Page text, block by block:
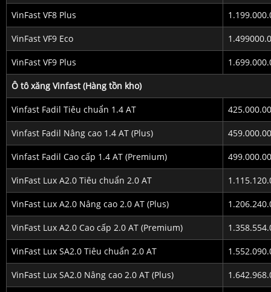
VinFast VF8 Plus
VinFast VF9 Eco
VinFast VF9 Plus
Ô tô xăng Vinfast (Hàng tồn kho)
Vinfast Fadil Tiêu chuẩn 1.4 AT
Vinfast Fadil Nâng cao 1.4 AT (Plus)
Vinfast Fadil Cao cấp 1.4 AT (Premium)
VinFast Lux A2.0 Tiêu chuẩn 2.0 AT
VinFast Lux A2.0 Nâng cao 2.0 AT (Plus)
VinFast Lux A2.0 Cao cấp 2.0 AT (Premium)
VinFast Lux SA2.0 Tiêu chuẩn 2.0 AT
VinFast Lux SA2.0 Nâng cao 2.0 AT (Plus)